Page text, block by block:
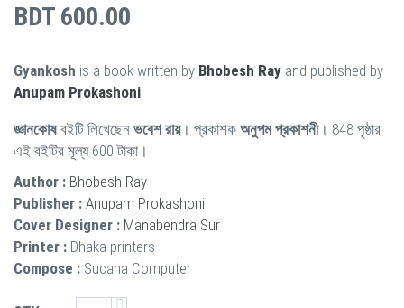
BDT 600.00
Gyankosh is a book written by Bhobesh Ray and published by
Anupam Prokashoni
জ্ঞানকোষবইটি লিখেছেন ভবেশ রায়। প্রকাশক অনুপম প্রকাশনী। 848 পৃষ্ঠার
এই বইটির মূল্য 600 টাকা।
Author : Bhobesh Ray
Publisher : Anupam Prokashoni
Cover Designer : Manabendra Sur
Printer : Dhaka printers
Compose : Sucana Computer